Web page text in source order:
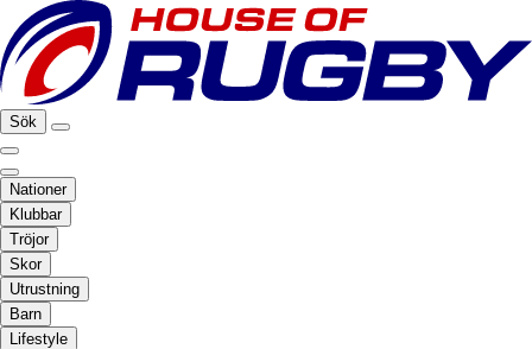
Sök
Nationer
Klubbar
Tröjor
Skor
Utrustning
Barn
Lifestyle